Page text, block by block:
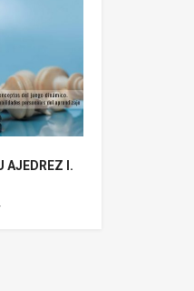
AJEDREZ I.